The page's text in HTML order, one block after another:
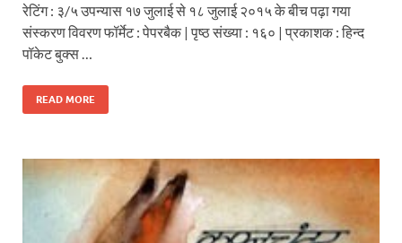
रेटिंग : ३/५ उपन्यास १७ जुलाई से १८ जुलाई २०१५ के बीच पढ़ा गया
संस्करण विवरण फॉर्मेट : पेपरबैक | पृष्ठ संख्या : १६० | प्रकाशक : हिन्द
पॉकेट बुक्स …
READ MORE